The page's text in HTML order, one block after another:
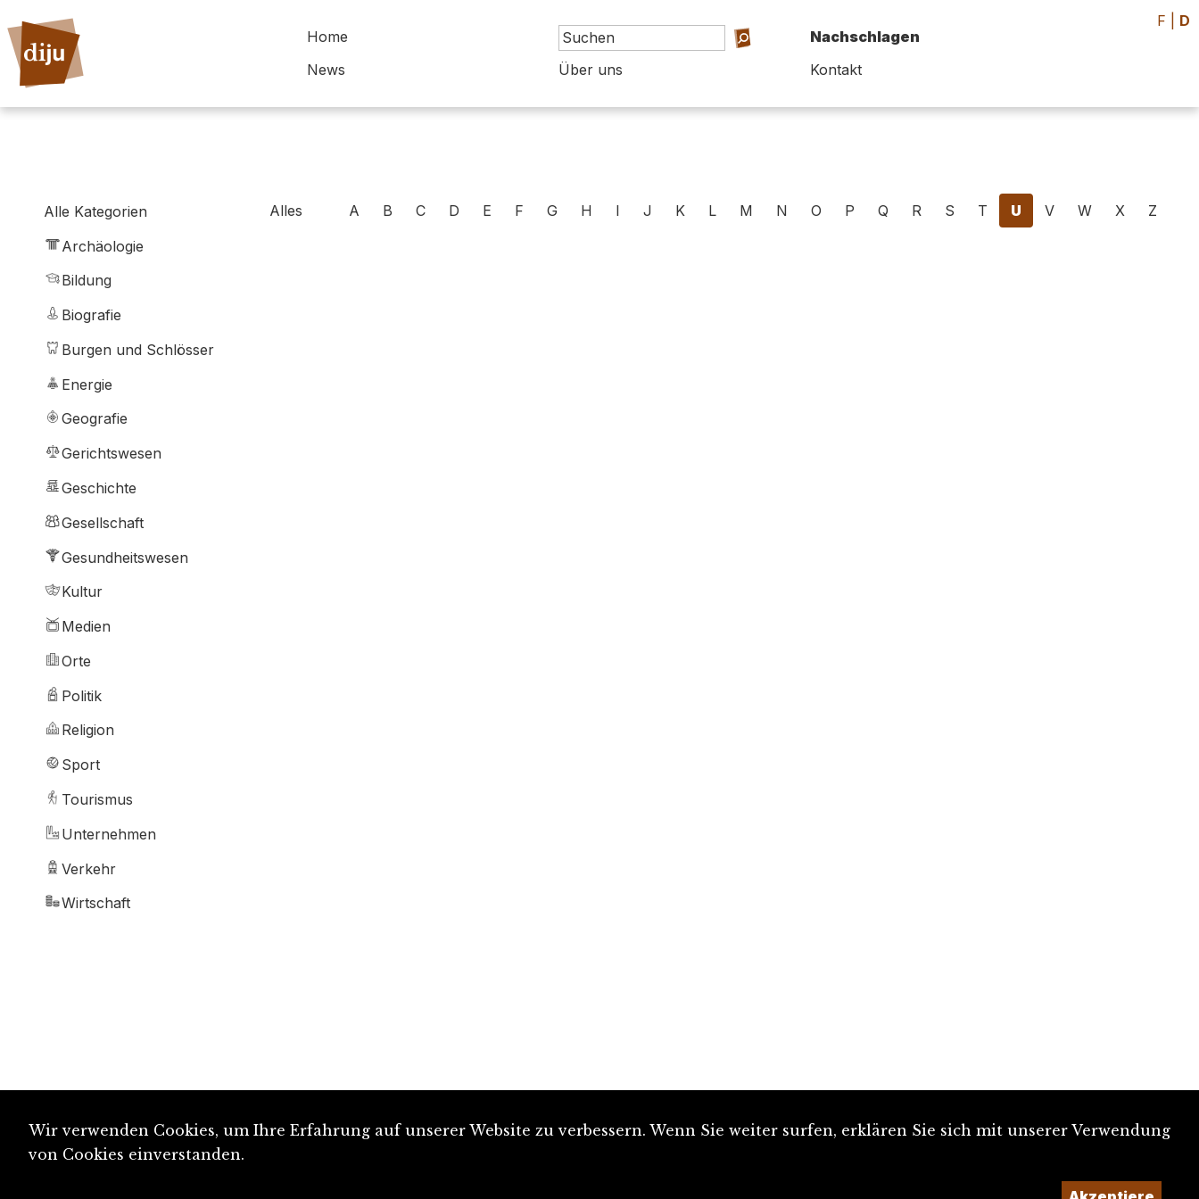
Home
Nachschlagen
News
Über uns Kontakt
F D
Alle Kategorien
Archäologie
Bildung
Biografie
Burgen und Schlösser
Energie
Geografie
Gerichtswesen
Geschichte
Gesellschaft
Gesundheitswesen
Kultur
Medien
Orte
Politik
Religion
Sport
Tourismus
Unternehmen
Verkehr
Wirtschaft
Alles A B C D E F G H I J K L M N O P Q R S T U V W X Z
Wir verwenden Cookies, um Ihre Erfahrung auf unserer Website zu verbessern. Wenn Sie weiter surfen, erklären Sie sich mit unserer Verwendung
von Cookies einverstanden.